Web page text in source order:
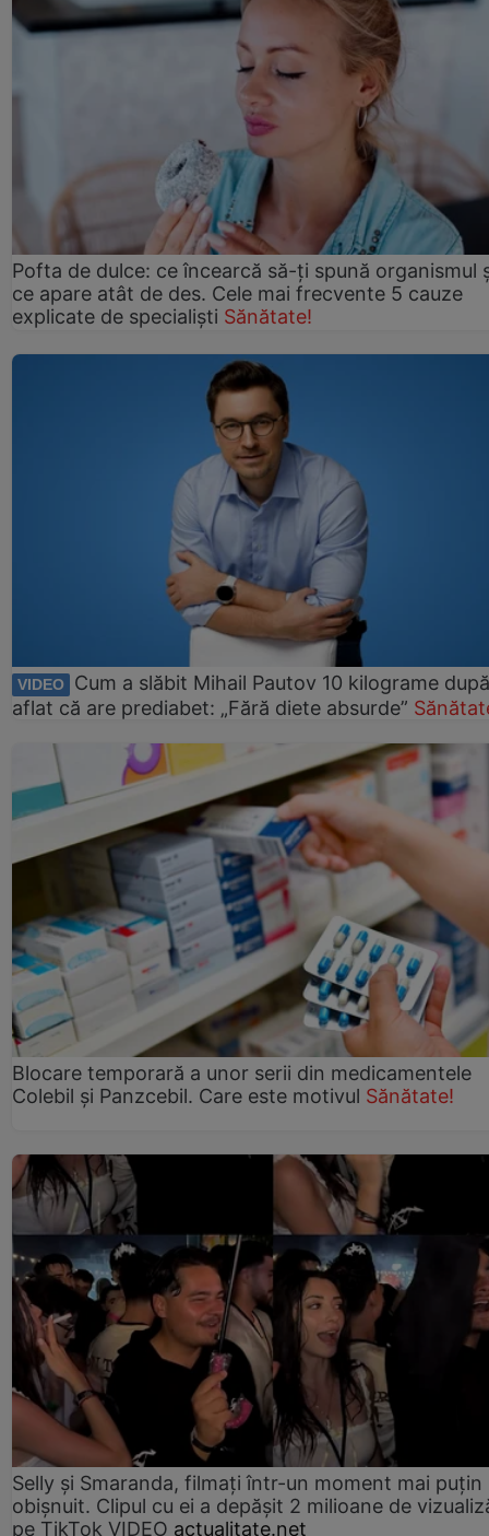
Pofta de dulce: ce încearcă să-ți spună organismul
ce apare atât de des. Cele mai frecvente 5 cauze
explicate de specialiști Sănătate!
VIDEO
Cum a slăbit Mihail Pautov 10 kilograme
aflat că are prediabet: „Fără diete absurde”
Blocare temporară a unor serii din medicamentele
Colebil și Panzcebil. Care este motivul Sănătate!
Selly și Smaranda, filmați într-un moment mai puțin
obișnuit. Clipul cu ei a depășit 2 milioane de
pe TikTok VIDEO actualitate.net